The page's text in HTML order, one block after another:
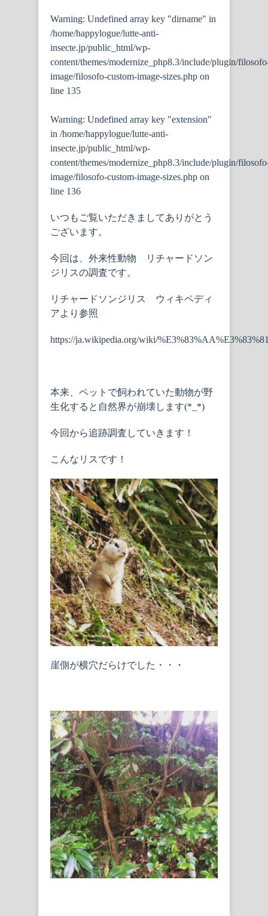
Warning: Undefined array key "dirname" in
/home/happylogue/lutte-anti-
insecte.jp/public_html/wp-
content/themes/modernize_php8.3/include/plugin/
image/filosofo-custom-image-sizes.php on
line 135
Warning: Undefined array key "extension"
in /home/happylogue/lutte-anti-
insecte.jp/public_html/wp-
content/themes/modernize_php8.3/include/plugin/
image/filosofo-custom-image-sizes.php on
line 136
いつもご覧いただきましてありがとう
ございます。
今回は、外来性動物 リチャードソン
ジリスの調査です。
リチャードソンジリス ウィキペディ
アより参照
https://ja.wikipedia.org/wiki/
本来、ペットで飼われていた動物が野
生化すると自然界が崩壊します(*_*)
今回から追跡調査していきます！
こんなリスです！
崖側が横穴だらけでした・・・